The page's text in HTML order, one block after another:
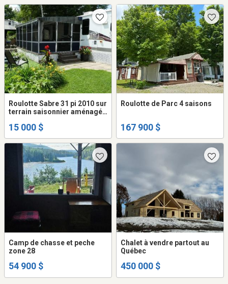
Roulotte Sabre 31 pi 2010 sur
terrain saisonnier aménagé
15 000 $
Roulotte de Parc 4 saisons
167 900 $
Camp de chasse et peche
zone 28
54 900 $
Chalet à vendre partout au
Québec
450 000 $